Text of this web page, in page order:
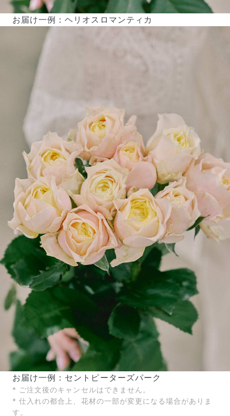
お届け一例：ヘリオスロマンティカ
お届け一例：セントピーターズパーク
* ご注文後のキャンセルはできません。
* 仕入れの都合上、花材の一部が変更になる場合がありま
す。